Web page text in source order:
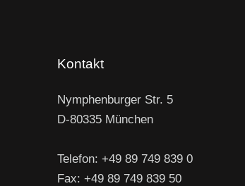
Kontakt
Nymphenburger Str. 5
D-80335 München
Telefon: +49 89 749 839 0
Fax: +49 89 749 839 50